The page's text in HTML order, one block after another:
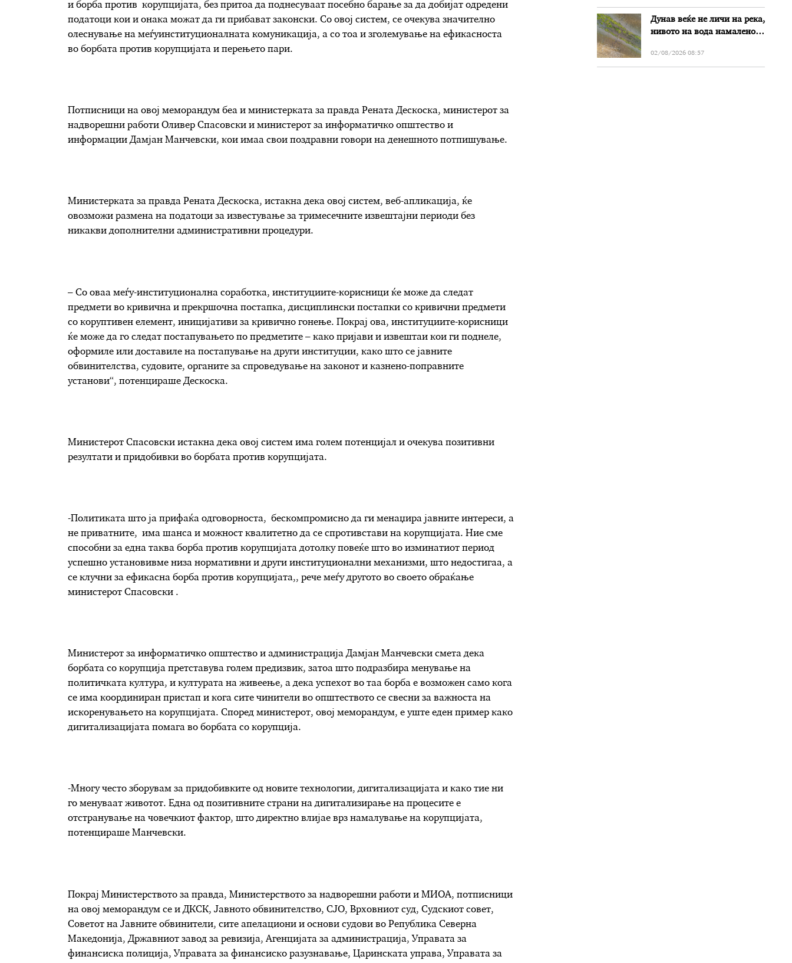
и борба против корупцијата, без притоа да поднесуваат посебно барање за да добијат одредени
податоци кои и онака можат да ги прибават законски. Со овој систем, се очекува значително
олеснување на меѓуинституционалната комуникација, а со тоа и зголемување на ефикасноста
во борбата против корупцијата и перењето пари.
Потписници на овој меморандум беа и министерката за правда Рената Дескоска, министерот за
надворешни работи Оливер Спасовски и министерот за информатичко општество и
информации Дамјан Манчевски, кои имаа свои поздравни говори на денешното потпишување.
Министерката за правда Рената Дескоска, истакна дека овој систем, веб-апликација, ќе
овозможи размена на податоци за известување за тримесечните извештајни периоди без
никакви дополнителни административни процедури.
– Со оваа меѓу-институционална соработка, институциите-корисници ќе може да следат
предмети во кривична и прекршочна постапка, дисциплински постапки со кривични предмети
со коруптивен елемент, иницијативи за кривично гонење. Покрај ова, институциите-корисници
ќе може да го следат постапувањето по предметите – како пријави и извештаи кои ги поднеле,
оформиле или доставиле на постапување на други институции, како што се јавните
обвинителства, судовите, органите за спроведување на законот и казнено-поправните
установи“, потенцираше Дескоска.
Министерот Спасовски истакна дека овој систем има голем потенцијал и очекува позитивни
резултати и придобивки во борбата против корупцијата.
-Политиката што ја прифаќа одговорноста, бескомпромисно да ги менаџира јавните интереси, а
не приватните, има шанса и можност квалитетно да се спротивстави на корупцијата. Ние сме
способни за една таква борба против корупцијата дотолку повеќе што во изминатиот период
успешно установивме низа нормативни и други институционални механизми, што недостигаа, а
се клучни за ефикасна борба против корупцијата,, рече меѓу другото во своето обраќање
министерот Спасовски .
Министерот за информатичко општество и администрација Дамјан Манчевски смета дека
борбата со корупција претставува голем предизвик, затоа што подразбира менување на
политичката култура, и културата на живеење, а дека успехот во таа борба е возможен само кога
се има координиран пристап и кога сите чинители во општеството се свесни за важноста на
искоренувањето на корупцијата. Според министерот, овој меморандум, е уште еден пример како
дигитализацијата помага во борбата со корупција.
-Многу често зборувам за придобивките од новите технологии, дигитализацијата и како тие ни
го менуваат животот. Една од позитивните страни на дигитализирање на процесите е
отстранување на човечкиот фактор, што директно влијае врз намалување на корупцијата,
потенцираше Манчевски.
Покрај Министерството за правда, Министерството за надворешни работи и МИОА, потписници
на овој меморандум се и ДКСК, Јавното обвинителство, СЈО, Врховниот суд, Судскиот совет,
Советот на Јавните обвинители, сите апелациони и основи судови во Република Северна
Македонија, Државниот завод за ревизија, Агенцијата за администрација, Управата за
финансиска полиција, Управата за финансиско разузнавање, Царинската управа, Управата за
Дунав веќе не личи на река,
нивото на вода намалено
Бугарија
02/08/2026 08:57